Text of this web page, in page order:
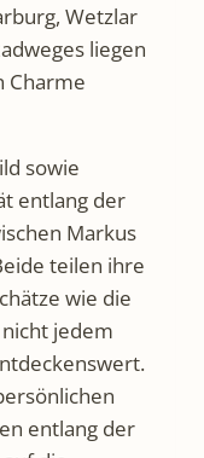
Wetzlar
liegen
Charme
sowie
entlang der
Markus
teilen ihre
wie die
jedem
entlang der